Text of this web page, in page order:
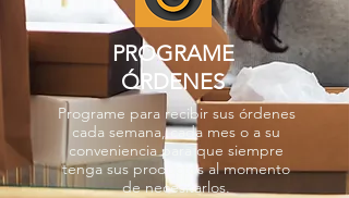
PROGRAME
ÓRDENES
Programe para recibir sus órdenes
cada semana, cada mes o a su
conveniencia para que siempre
tenga sus productos al momento
de necesitarlos.